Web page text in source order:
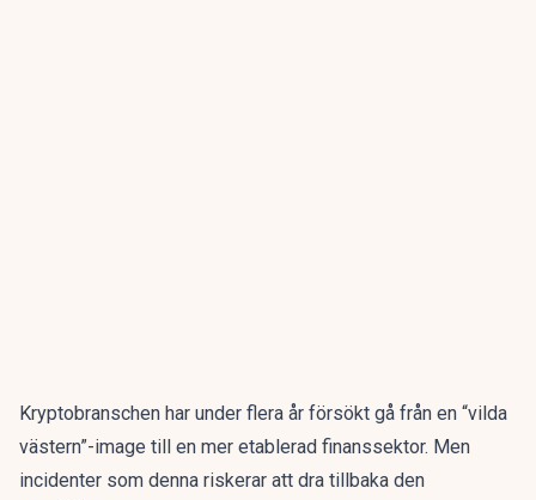
Kryptobranschen har under flera år försökt gå från en “vilda
västern”-image till en mer etablerad finanssektor. Men
incidenter som denna riskerar att dra tillbaka den